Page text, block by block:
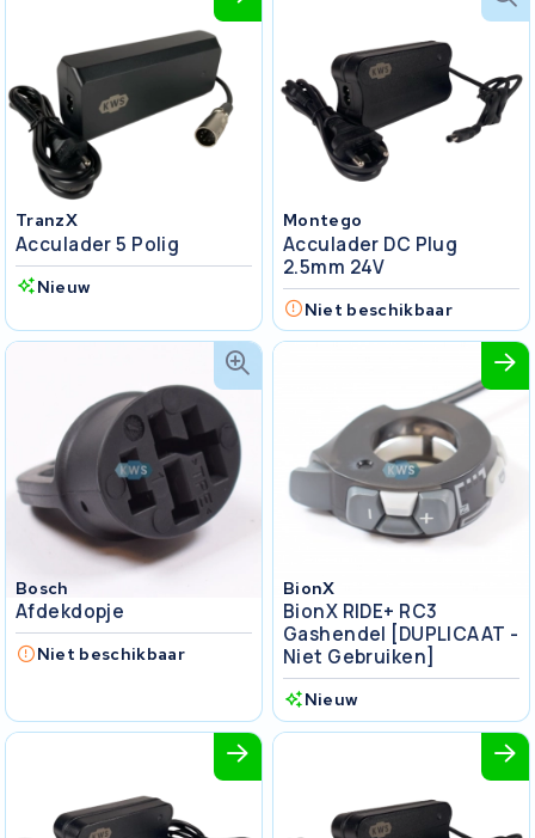
TranzX
Acculader 5 Polig
Nieuw
Montego
Acculader DC Plug
2.5mm 24V
Niet beschikbaar
Bosch
Afdekdopje
Niet beschikbaar
BionX
BionX RIDE+ RC3
Gashendel [DUPLICAAT -
Niet Gebruiken]
Nieuw